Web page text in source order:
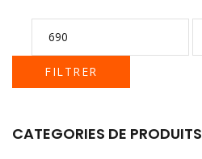
FILTRER
CATEGORIES DE PRODUITS